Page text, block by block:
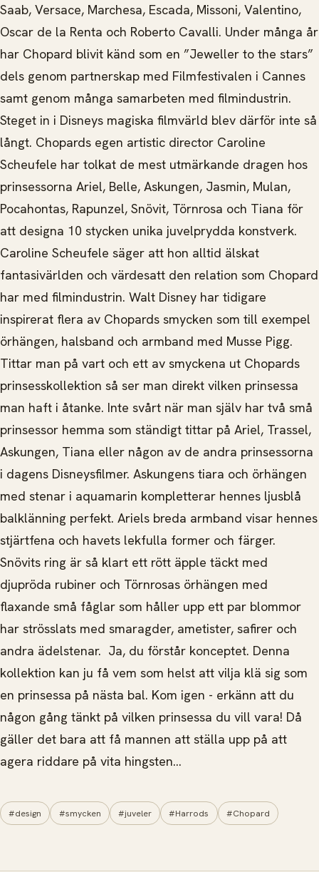
Saab, Versace, Marchesa, Escada, Missoni, Valentino,
Oscar de la Renta och Roberto Cavalli. Under många år
har Chopard blivit känd som en ”Jeweller to the stars”
dels genom partnerskap med Filmfestivalen i Cannes
samt genom många samarbeten med filmindustrin.
Steget in i Disneys magiska filmvärld blev därför inte så
långt. Chopards egen artistic director Caroline
Scheufele har tolkat de mest utmärkande dragen hos
prinsessorna Ariel, Belle, Askungen, Jasmin, Mulan,
Pocahontas, Rapunzel, Snövit, Törnrosa och Tiana för
att designa 10 stycken unika juvelprydda konstverk.
Caroline Scheufele säger att hon alltid älskat
fantasivärlden och värdesatt den relation som Chopard
har med filmindustrin. Walt Disney har tidigare
inspirerat flera av Chopards smycken som till exempel
örhängen, halsband och armband med Musse Pigg.
Tittar man på vart och ett av smyckena ut Chopards
prinsesskollektion så ser man direkt vilken prinsessa
man haft i åtanke. Inte svårt när man själv har två små
prinsessor hemma som ständigt tittar på Ariel, Trassel,
Askungen, Tiana eller någon av de andra prinsessorna
i dagens Disneysfilmer. Askungens tiara och örhängen
med stenar i aquamarin kompletterar hennes ljusblå
balklänning perfekt. Ariels breda armband visar hennes
stjärtfena och havets lekfulla former och färger.
Snövits ring är så klart ett rött äpple täckt med
djupröda rubiner och Törnrosas örhängen med
flaxande små fåglar som håller upp ett par blommor
har strösslats med smaragder, ametister, safirer och
andra ädelstenar. Ja, du förstår konceptet. Denna
kollektion kan ju få vem som helst att vilja klä sig som
en prinsessa på nästa bal. Kom igen - erkänn att du
någon gång tänkt på vilken prinsessa du vill vara! Då
gäller det bara att få mannen att ställa upp på att
agera riddare på vita hingsten…
#design #smycken #juveler #Harrods #Chopard